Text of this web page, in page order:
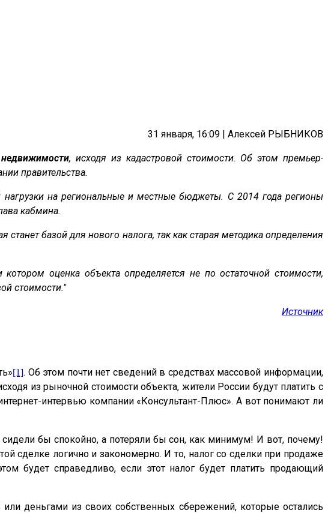
31 января, 16:09 | Алексей РЫБНИКОВ
недвижимости, исходя из кадастровой стоимости. Об этом премьер-
правительства.
на региональные и местные бюджеты. С 2014 года регионы
кабмина.
базой для нового налога, так как старая методика определения
котором оценка объекта определяется не по остаточной стоимости,
стоимости."
Источник
[1]. Об этом почти нет сведений в средствах массовой информации,
из рыночной стоимости объекта, жители России будут платить с
интервью компании «Консультант-Плюс». А вот понимают ли
бы спокойно, а потеряли бы сон, как минимум! И вот, почему!
сделке логично и закономерно. И то, налог со сделки при продаже
будет справедливо, если этот налог будет платить продающий
деньгами из своих собственных сбережений, которые остались